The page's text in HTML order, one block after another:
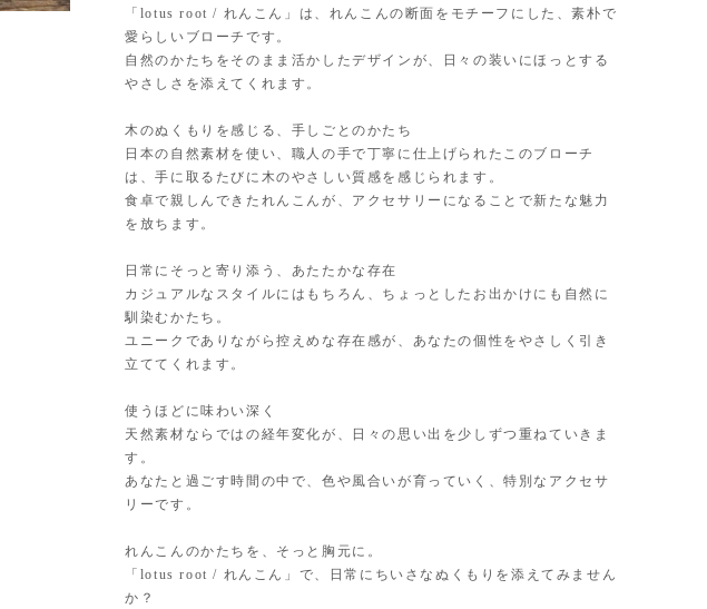
「lotus root / れんこん」は、れんこんの断面をモチーフにした、素朴で
愛らしいブローチです。
自然のかたちをそのまま活かしたデザインが、日々の装いにほっとする
やさしさを添えてくれます。
木のぬくもりを感じる、手しごとのかたち
日本の自然素材を使い、職人の手で丁寧に仕上げられたこのブローチ
は、手に取るたびに木のやさしい質感を感じられます。
食卓で親しんできたれんこんが、アクセサリーになることで新たな魅力
を放ちます。
日常にそっと寄り添う、あたたかな存在
カジュアルなスタイルにはもちろん、ちょっとしたお出かけにも自然に
馴染むかたち。
ユニークでありながら控えめな存在感が、あなたの個性をやさしく引き
立ててくれます。
使うほどに味わい深く
天然素材ならではの経年変化が、日々の思い出を少しずつ重ねていきま
す。
あなたと過ごす時間の中で、色や風合いが育っていく、特別なアクセサ
リーです。
れんこんのかたちを、そっと胸元に。
「lotus root / れんこん」で、日常にちいさなぬくもりを添えてみません
か？